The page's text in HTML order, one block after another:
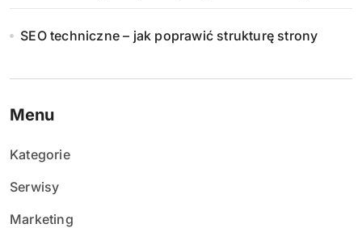
SEO techniczne – jak poprawić strukturę strony
Menu
Kategorie
Serwisy
Marketing